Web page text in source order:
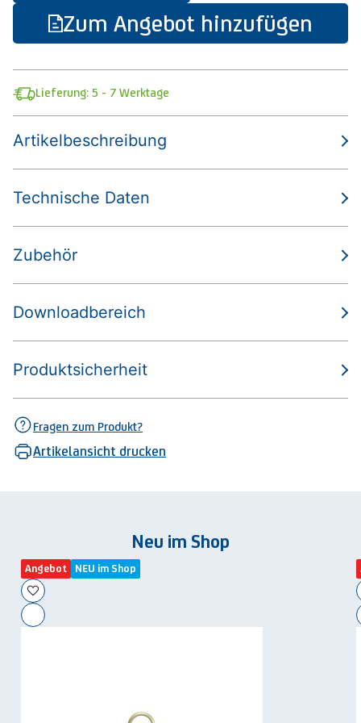
Zum Angebot hinzufügen
Lieferung: 5 - 7 Werktage
Artikelbeschreibung
Technische Daten
Zubehör
Downloadbereich
Produktsicherheit
Fragen zum Produkt?
Artikelansicht drucken
Neu im Shop
Angebot NEU im Shop